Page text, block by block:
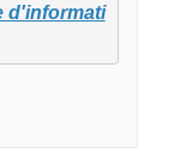
d'informati